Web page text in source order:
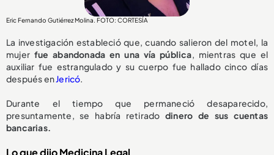
Eric Fernando Gutiérrez Molina. FOTO: CORTESÍA
La investigación estableció que, cuando salieron del motel, la
mujer fue abandonada en una vía pública, mientras que el
auxiliar fue estrangulado y su cuerpo fue hallado cinco días
después enJericó.
Durante el tiempo que permaneció desaparecido,
presuntamente, se habría retirado dinero de sus cuentas
bancarias.
Lo que dijo Medicina Legal